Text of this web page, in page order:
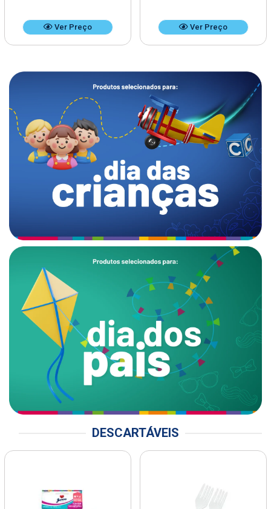
Ver Preço Ver Preço
DESCARTÁVEIS